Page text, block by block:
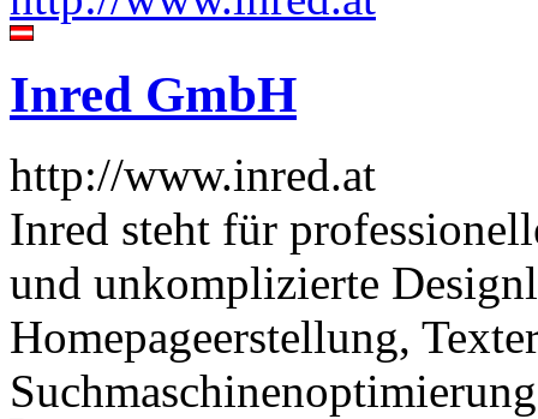
Inred GmbH
http://www.inred.at
Inred steht für
und unkomplizierte
Homepageerstellung,